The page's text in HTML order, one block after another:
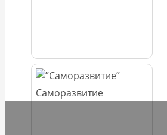
Саморазвитие